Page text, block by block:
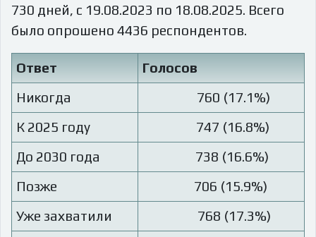
730 дней, с 19.08.2023 по 18.08.2025. Всего
было опрошено 4436 респондентов.
Ответ
Голосов
Никогда
760 (17.1%)
К 2025 году
747 (16.8%)
До 2030 года
738 (16.6%)
Позже
706 (15.9%)
Уже захватили
768 (17.3%)